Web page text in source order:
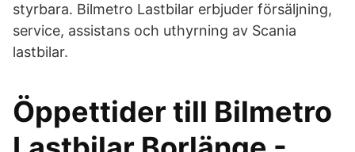
styrbara. Bilmetro Lastbilar erbjuder försäljning,
service, assistans och uthyrning av Scania
lastbilar.
Öppettider till Bilmetro